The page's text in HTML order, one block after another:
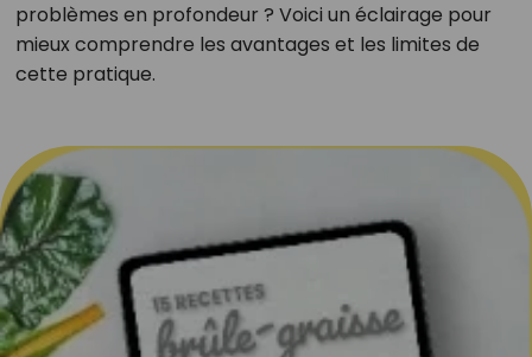
problèmes en profondeur ? Voici un éclairage pour
mieux comprendre les avantages et les limites de
cette pratique.